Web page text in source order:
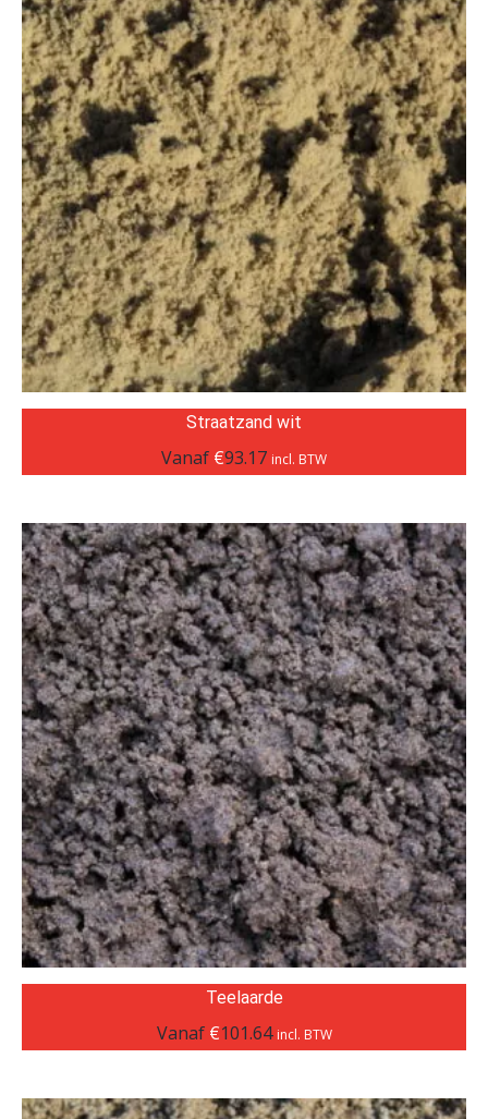
Straatzand wit
Vanaf €93.17 incl. BTW
Teelaarde
Vanaf €101.64 incl. BTW